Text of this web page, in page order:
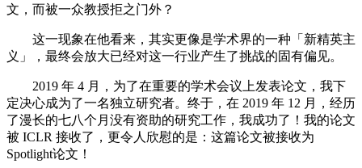
文，而被一众教授拒之门外？
这一现象在他看来，其实更像是学术界的一种「新精英主
义」，最终会放大已经对这一行业产生了挑战的固有偏见。
2019 年 4 月，为了在重要的学术会议上发表论文，我下
定决心成为了一名独立研究者。终于，在 2019 年 12 月，经历
了漫长的七八个月没有资助的研究工作，我成功了！我的论文
被 ICLR 接收了，更令人欣慰的是：这篇论文被接收为
Spotlight论文！